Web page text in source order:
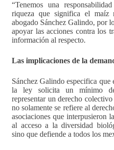
“Tenemos una
riqueza que significa el maíz
abogado Sánchez Galindo, por
apoyar las acciones contra los
información al respecto.
Las implicaciones de la
Sánchez Galindo especifica que
la ley solicita un mínimo
representar un derecho
no solamente se refiere al
asociaciones que interpusieron
al acceso a la diversidad
sino que defiende a todos los